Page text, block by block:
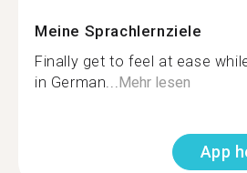
Meine Sprachlernziele
Finally get to feel at ease
in German...Mehr lesen
App